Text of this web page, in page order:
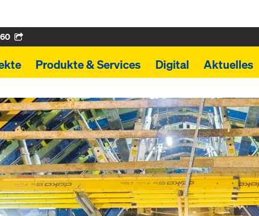
Produkte & Services Digital Aktuelles